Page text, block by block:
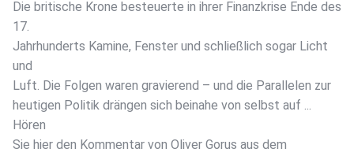
Die britische Krone besteuerte in ihrer Finanzkrise Ende des
17.
Jahrhunderts Kamine, Fenster und schließlich sogar Licht
und
Luft. Die Folgen waren gravierend – und die Parallelen zur
heutigen Politik drängen sich beinahe von selbst auf ...
Hören
Sie hier den Kommentar von Oliver Gorus aus dem